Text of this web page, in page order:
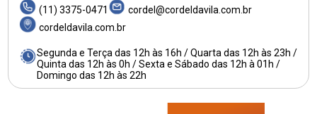
(11) 3375-0471
cordel@cordeldavila.com.br
cordeldavila.com.br
Segunda e Terça das 12h às 16h / Quarta das 12h às 23h /
Quinta das 12h às 0h / Sexta e Sábado das 12h à 01h /
Domingo das 12h às 22h